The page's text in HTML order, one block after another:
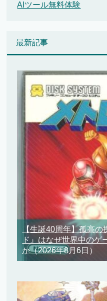
AIツール無料体験
最新記事
【生誕40周年】孤高
ド』はなぜ世界中のゲ
か（2026年8月6日）